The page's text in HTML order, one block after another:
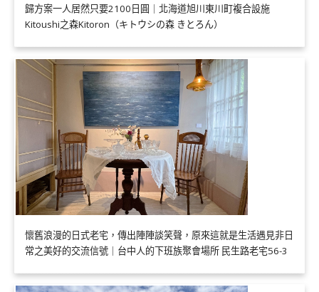
歸方案一人居然只要2100日圓｜北海道旭川東川町複合設施
Kitoushi之森Kitoron（キトウシの森 きとろん）
懷舊浪漫的日式老宅，傳出陣陣談笑聲，原來這就是生活遇見非日
常之美好的交流信號｜台中人的下班族聚會場所 民生路老宅56-3